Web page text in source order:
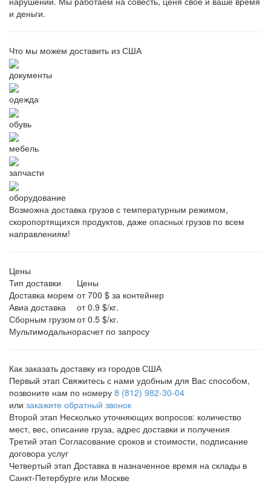
и деньги.
Что мы можем доставить из США
документы
одежда
обувь
мебель
запчасти
оборудование
Возможна доставка грузов с температурным режимом,
скоропортящихся продуктов, даже опасных грузов по всем
направлениям!
Цены
Тип доставки
Цены
Доставка морем от 700 $ за контейнер
Авиа доставка
от 0.9 $/кг.
Сборным грузомот 0.5 $/кг.
Мультимодальнорасчет по запросу
Как заказать доставку из городов США
Первый этап Свяжитесь с нами удобным для Вас способом,
позвоните нам по номеру 8 (812) 982-30-04
или закажите обратный звонок
Второй этап Несколько уточняющих вопросов: количество
мест, вес, описание груза, адрес доставки и получения
Третий этап Согласование сроков и стоимости, подписание
договора услуг
Четвертый этап Доставка в назначенное время на склады в
Санкт-Петербурге или Москве